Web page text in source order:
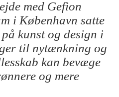
med Gefion
i København satte
kunst og design i
til nytænkning og
kan bevæge
og mere